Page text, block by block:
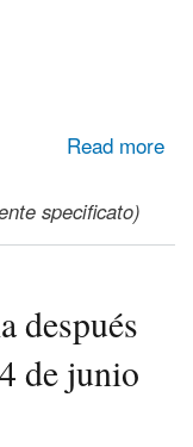
Read more
i terremoti del 24
specificato)
después
de junio